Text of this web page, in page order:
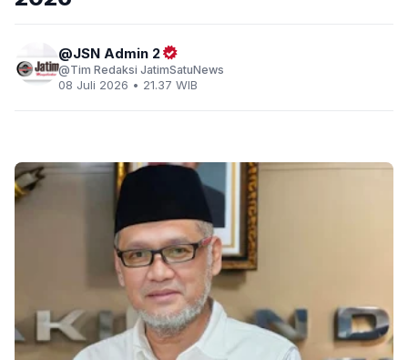
JSN Admin 2
Tim Redaksi JatimSatuNews
08 Juli 2026 • 21.37 WIB